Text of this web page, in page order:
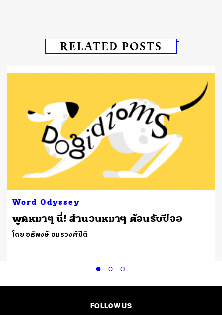
RELATED POSTS
Word Odyssey
พูดหมาๆ นี่! สำนวนหมาๆ ต้อนรับปีจอ
โดย อธิพงษ์ อมรวงศ์ปีติ
FOLLOW US